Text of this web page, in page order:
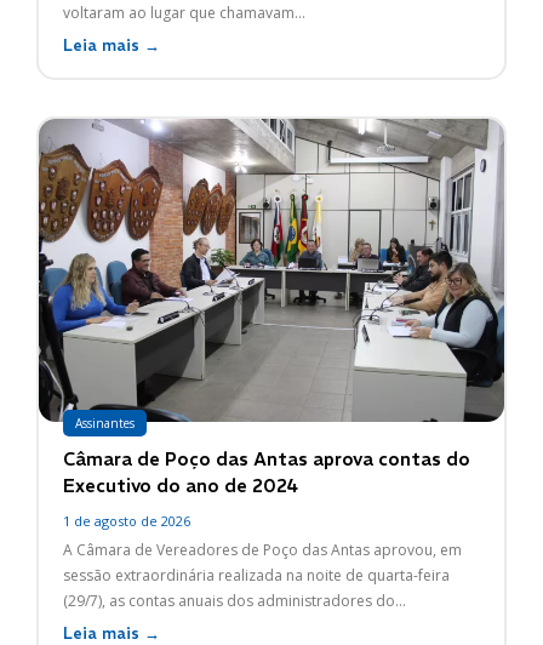
voltaram ao lugar que chamavam...
Leia mais →
Assinantes
Câmara de Poço das Antas aprova contas do
Executivo do ano de 2024
1 de agosto de 2026
A Câmara de Vereadores de Poço das Antas aprovou, em
sessão extraordinária realizada na noite de quarta-feira
(29/7), as contas anuais dos administradores do...
Leia mais →